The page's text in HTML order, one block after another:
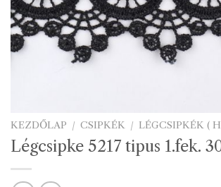
KEZDŐLAP / CSIPKÉK / LÉGCSIPKÉK (
Légcsipke 5217 tipus 1.fek.